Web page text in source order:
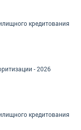
кредитования
- 2026
кредитования